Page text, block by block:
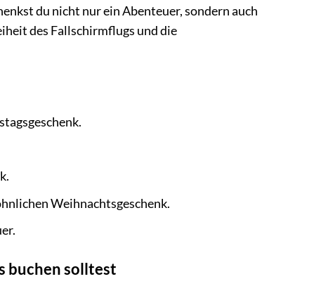
du nicht nur ein Abenteuer, sondern auch
des Fallschirmflugs und die
Weihnachtsgeschenk.
buchen solltest